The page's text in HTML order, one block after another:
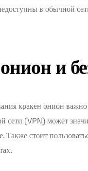
в обычной
и
кракен онион
сети (VPN) может
Также стоит